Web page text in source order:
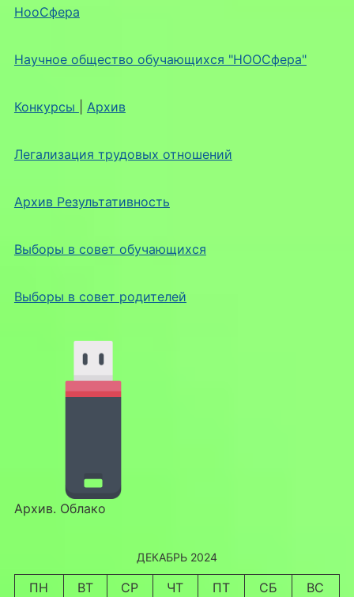
НооСфера
Научное общество обучающихся "НООСфера"
Конкурсы Архив
Легализация трудовых отношений
Архив Результативность
Выборы в совет обучающихся
Выборы в совет родителей
Архив. Облако
ДЕКАБРЬ 2024
ПН ВТ СР ЧТ ПТ СБ ВС